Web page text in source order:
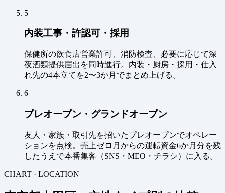
5
内装工事・許認可・採用
保健所の飲食店営業許可、消防検査、必要に応じて深
夜酒類提供届出を同時進行。内装・厨房・採用・仕入
れ先の4本立てを2〜3か月でまとめ上げる。
6
プレオープン・グランドオープン
友人・家族・取引先を招いたプレオープンでオペレー
ションを点検。売上ゼロ月からの運転資金6か月分を残
したうえで本番集客（SNS・MEO・チラシ）に入る。
CHART · LOCATION